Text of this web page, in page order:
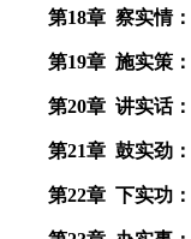
第18章 察实情：
第19章 施实策：
第20章 讲实话：
第21章 鼓实劲：
第22章 下实功：